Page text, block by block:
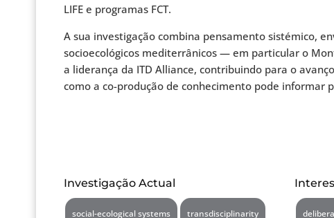
LIFE e programas FCT.
A sua investigação combina pensamento sistémico,
socioecológicos mediterrânicos — em particular o
a liderança da ITD Alliance, contribuindo para o
como a co-produção de conhecimento pode
Investigação Actual
social-ecological systems transdisciplinarity